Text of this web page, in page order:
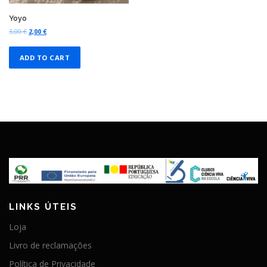
Yoyo
3,00€ 2,00 €
ADD TO CART
LINKS ÚTEIS
Loja
Livro de reclamações
Política de Privacidade